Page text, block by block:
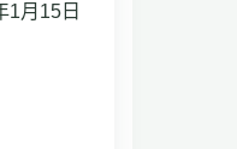
1月15日